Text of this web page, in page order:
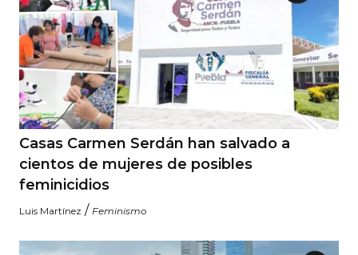
Casas Carmen Serdán han salvado a
cientos de mujeres de posibles
feminicidios
Luis Martínez / Feminismo